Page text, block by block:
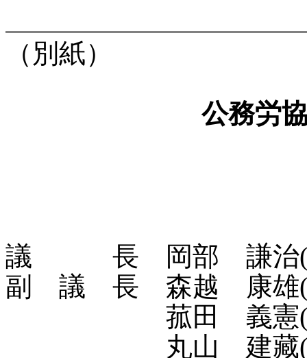
（別紙）
公務労
議 長 岡部 謙治(自
副 議 長 森越 康雄(
菰田 義憲(ＪＰ
丸山 建藏(国公